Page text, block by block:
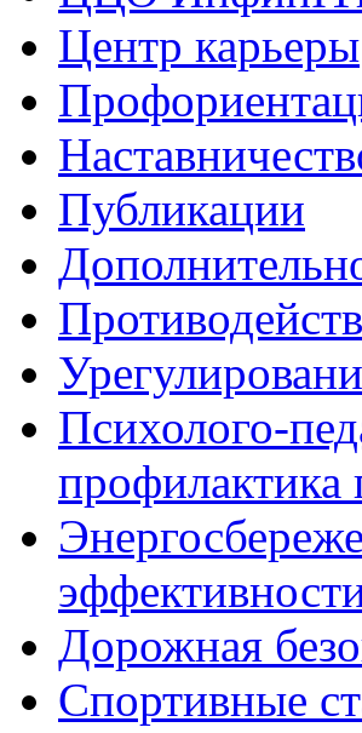
Центр карьеры
Публикации
Психолого-
Дорожная
Спортивные